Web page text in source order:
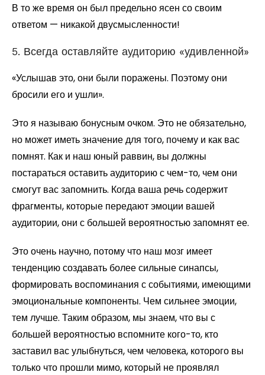
В то же время он был предельно ясен со своим
ответом — никакой двусмысленности!
5. Всегда оставляйте аудиторию «удивленной»
«Услышав это, они были поражены. Поэтому они
бросили его и ушли».
Это я называю бонусным очком. Это не обязательно,
но может иметь значение для того, почему и как вас
помнят. Как и наш юный раввин, вы должны
постараться оставить аудиторию с чем-то, чем они
смогут вас запомнить. Когда ваша речь содержит
фрагменты, которые передают эмоции вашей
аудитории, они с большей вероятностью запомнят ее.
Это очень научно, потому что наш мозг имеет
тенденцию создавать более сильные синапсы,
формировать воспоминания с событиями, имеющими
эмоциональные компоненты. Чем сильнее эмоции,
тем лучше. Таким образом, мы знаем, что вы с
большей вероятностью вспомните кого-то, кто
заставил вас улыбнуться, чем человека, которого вы
только что прошли мимо, который не проявлял